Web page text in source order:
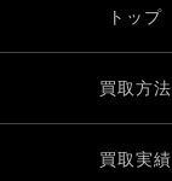
トップ
買取方法
買取実績